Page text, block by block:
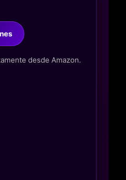
desde Amazon.